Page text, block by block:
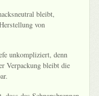
bleibt,
von
unkompliziert, denn
Verpackung bleibt die